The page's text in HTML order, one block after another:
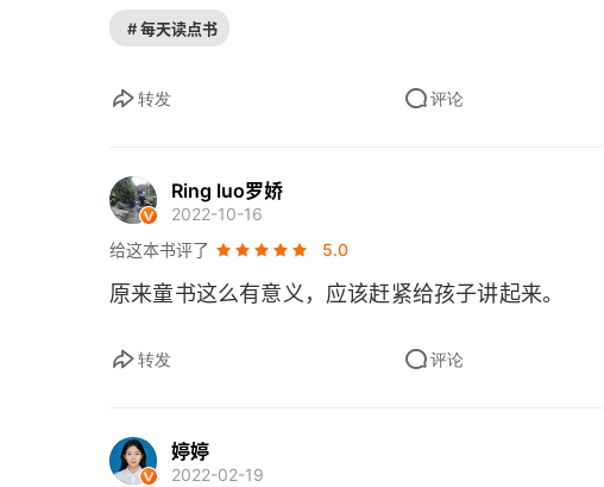
谁是那个教你如何看世界的人？
温柔本是一件简单的事情 ——致世间一切不可思议的相遇
致世上所有小小完美主义者
第三章 打开孩子的脑洞
脑“洞”大开 ——每个孩子都不应该停止画画
# 每天读点书
转发 评论
Ring luo罗娇
2022-10-16
给这本书评了
5.0
原来童书这么有意义，应该赶紧给孩子讲起来。
转发 评论
婷婷
2022-02-19